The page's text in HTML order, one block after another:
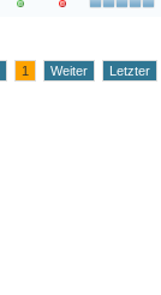
1 Weiter Letzter